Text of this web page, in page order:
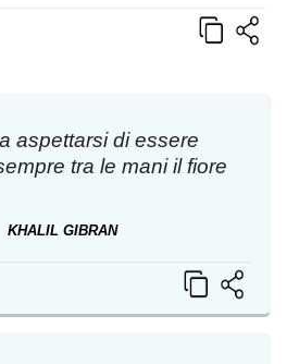
aspettarsi di essere
tra le mani il fiore
KHALIL GIBRAN